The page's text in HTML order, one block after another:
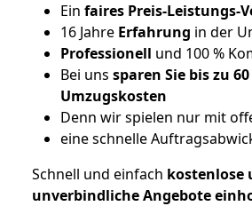
Ein faires Preis-Leistungs-
16 Jahre Erfahrung in der
Professionell und 100 %
Bei uns sparen Sie bis zu 60
Umzugskosten
Denn wir spielen nur mit
eine schnelle
Schnell und einfach kostenlose
unverbindliche Angebote